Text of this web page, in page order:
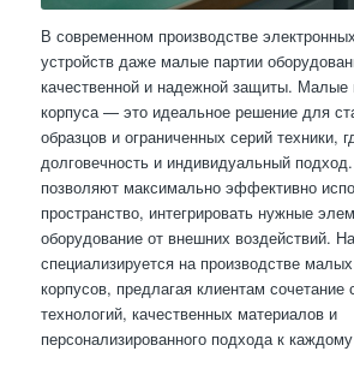
В современном производстве
устройств даже малые партии
качественной и надежной защиты. Малые
корпуса — это идеальное решение для
образцов и ограниченных серий техники,
долговечность и индивидуальный
позволяют максимально эффективно
пространство, интегрировать нужные
оборудование от внешних воздействий.
специализируется на производстве
корпусов, предлагая клиентам сочетание
технологий, качественных материалов и
персонализированного подхода к